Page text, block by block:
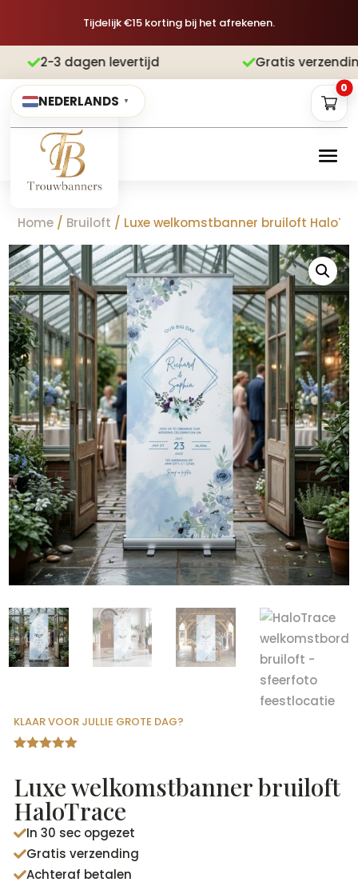
Tijdelijk €15 korting bij het afrekenen.
levertijd Gratis verzending 
NEDERLANDS ▼
0
Home / Bruiloft / Luxe welkomstbanner bruiloft
KLAAR VOOR JULLIE GROTE DAG?
5
gebaseerd
op
klantbeoord
elingen
Luxe welkomstbanner bruiloft
HaloTrace
In 30 sec opgezet
Gratis verzending
Achteraf betalen